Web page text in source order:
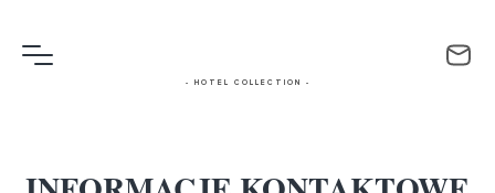
- HOTEL COLLECTION -